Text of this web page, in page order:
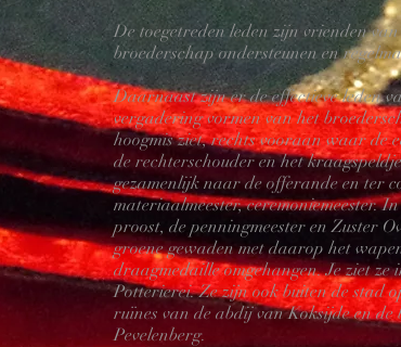
De toegetreden leden zijn vrienden
broederschap ondersteunen en
Daarnaast zijn er de effectieve leden
vergadering vormen van het
hoogmis ziet, rechts vooraan waar de
de rechterschouder en het
gezamenlijk naar de offerande en ter
materiaalmeester, ceremoniemeester.
proost, de penningmeester en Zuster
groene gewaden met daarop het
draagmedaille omgehangen. Je ziet
Potterierei. Ze zijn ook buiten de stad
ruïnes van de abdij van Koksijde en
Pevelenberg.